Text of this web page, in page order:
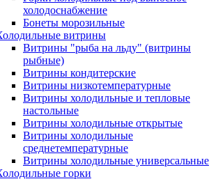
холодоснабжение
Бонеты морозильные
витрины
Витрины "рыба на льду" (витрины
рыбные)
Витрины кондитерские
Витрины низкотемпературные
Витрины холодильные и тепловые
настольные
Витрины холодильные открытые
Витрины холодильные
среднетемпературные
Витрины холодильные универсальные
горки